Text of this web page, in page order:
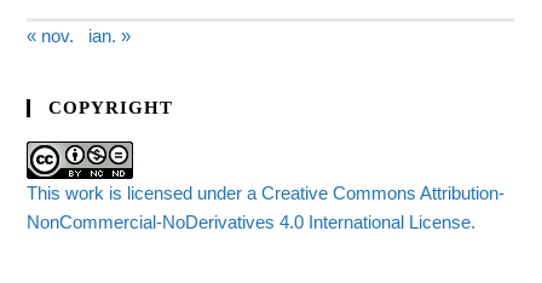
« nov. ian. »
COPYRIGHT
This work is licensed under a Creative Commons Attribution-
NonCommercial-NoDerivatives 4.0 International License.